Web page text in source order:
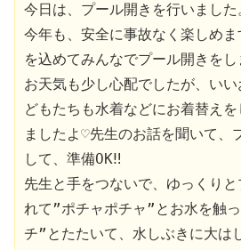
今日は、プール開きを行いました
今年も、安全に事故なく楽しめ
を込めてみんなでプール開きを
お天気も少し心配でしたが、い
どもたちも水着などにお着替え
ましたよ♡先生のお話を聞いて、
して、準備OK‼
先生と手をつないで、ゆっくり
れて”ポチャポチャ”とお水を触
チ”とたたいて、水しぶきに大は